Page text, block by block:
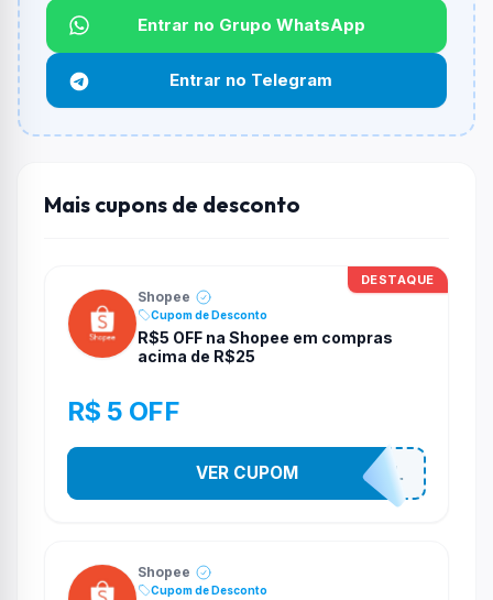
Funciona em qualquer produto?
Não necessariamente. Depende de itens participantes
e alguns vendedores ou produtos especificos podem
não aceitar cupons.
Entrar no Grupo WhatsApp
Entrar no Telegram
Mais cupons de desconto
DESTAQUE
Shopee
Cupom de Desconto
R$5 OFF na Shopee em compras
acima de R$25
R$ 5 OFF
PR0M0710N4L
VER CUPOM
Shopee
Cupom de Desconto